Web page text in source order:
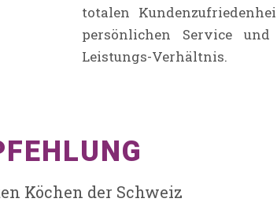
totalen
persönlichen Service
Leistungs-Verhältnis.
Köchen der Schweiz